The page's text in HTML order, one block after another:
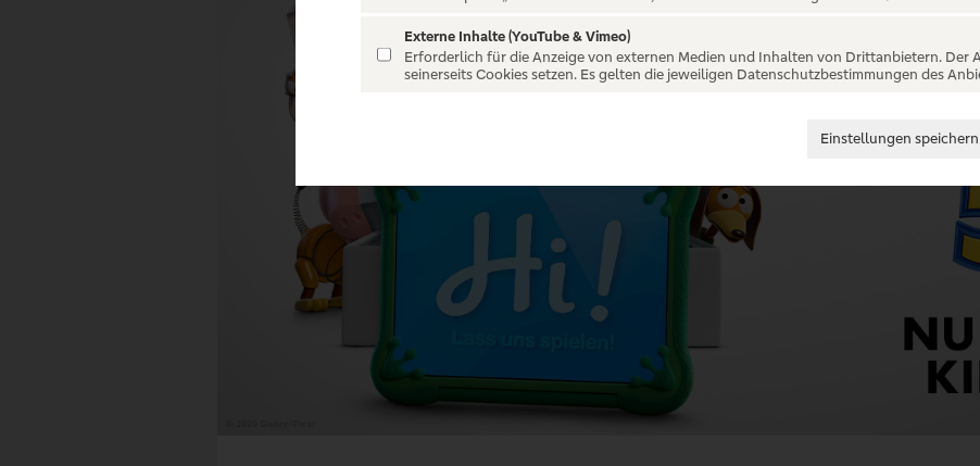
Externe Inhalte (YouTube & Vimeo)
Erforderlich für die Anzeige von externen Medien und Inhalten von Drittanbietern. Der
seinerseits Cookies setzen. Es gelten die jeweiligen Datenschutzbestimmungen des
Einstellungen speichern